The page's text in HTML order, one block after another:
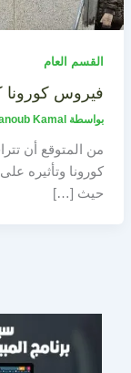
القسم العام
فيروس كورونا
بواسطة Kamal
من المتوقع أن
كورونا وتأثيره
حيث […]